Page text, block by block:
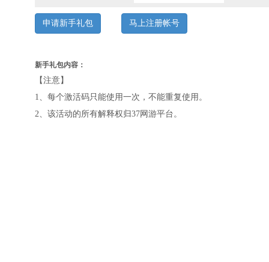
申请新手礼包 马上注册帐号
新手礼包内容：
【注意】
1、每个激活码只能使用一次，不能重复使用。
2、该活动的所有解释权归37网游平台。